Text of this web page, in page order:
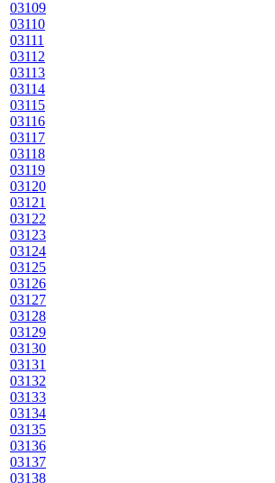
03109
03110
03111
03112
03113
03114
03115
03116
03117
03118
03119
03120
03121
03122
03123
03124
03125
03126
03127
03128
03129
03130
03131
03132
03133
03134
03135
03136
03137
03138